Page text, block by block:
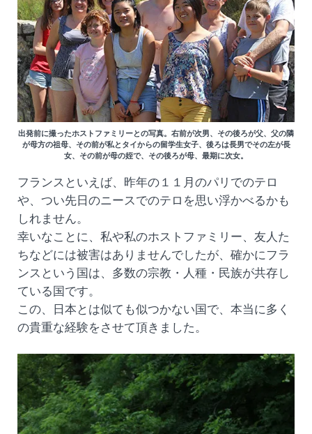
出発前に撮ったホストファミリーとの写真。右前が次男、その後ろが父、父の隣
が母方の祖母、その前が私とタイからの留学生女子、後ろは長男でその左が長
女、その前が母の姪で、その後ろが母、最期に次女。
フランスといえば、昨年の１１月のパリでのテロ
や、つい先日のニースでのテロを思い浮かべるかも
しれません。
幸いなことに、私や私のホストファミリー、友人た
ちなどには被害はありませんでしたが、確かにフラ
ンスという国は、多数の宗教・人種・民族が共存し
ている国です。
この、日本とは似ても似つかない国で、本当に多く
の貴重な経験をさせて頂きました。